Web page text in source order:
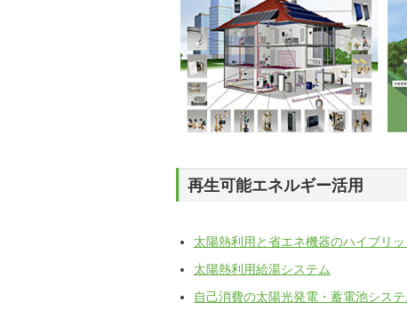
再生可能エネルギー活用
太陽熱利用と省エネ機器のハイブリ
太陽熱利用給湯システム
自己消費の太陽光発電・蓄電池システ